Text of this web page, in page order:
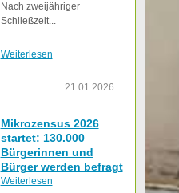
Nach zweijähriger
Schließzeit...
Weiterlesen
21.01.2026
Mikrozensus 2026
startet: 130.000
Bürgerinnen und
Bürger werden befragt
Weiterlesen